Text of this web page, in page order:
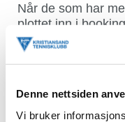
Denne nettsiden
Vi bruker
Når de som har
plottet inn i
til den enkelt med
hvordan hvordan
Halbooking.
med hva de må